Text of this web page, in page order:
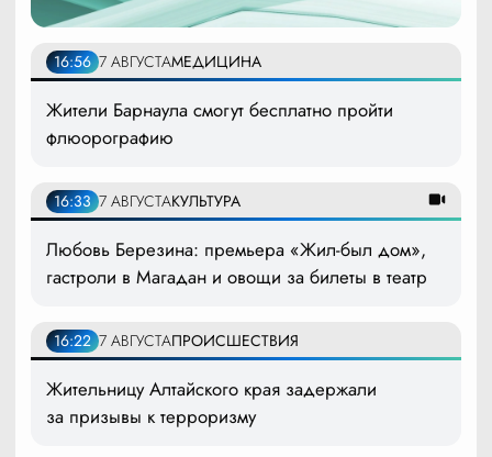
16:56 7 АВГУСТАМЕДИЦИНА
Жители Барнаула смогут бесплатно пройти
флюорографию
16:33 7 АВГУСТАКУЛЬТУРА
Любовь Березина: премьера «Жил-был дом»,
гастроли в Магадан и овощи за билеты в театр
16:22 7 АВГУСТАПРОИСШЕСТВИЯ
Жительницу Алтайского края задержали
за призывы к терроризму